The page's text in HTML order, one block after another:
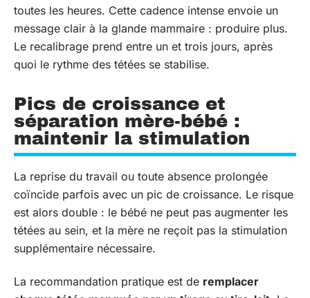
toutes les heures. Cette cadence intense envoie un
message clair à la glande mammaire : produire plus.
Le recalibrage prend entre un et trois jours, après
quoi le rythme des tétées se stabilise.
Pics de croissance et
séparation mère-bébé :
maintenir la stimulation
La reprise du travail ou toute absence prolongée
coïncide parfois avec un pic de croissance. Le risque
est alors double : le bébé ne peut pas augmenter les
tétées au sein, et la mère ne reçoit pas la stimulation
supplémentaire nécessaire.
La recommandation pratique est de remplacer